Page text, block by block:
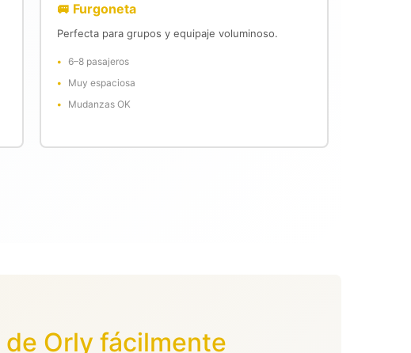
🚐 Furgoneta
Perfecta para grupos y equipaje voluminoso.
6–8 pasajeros
Muy espaciosa
Mudanzas OK
Orly fácilmente